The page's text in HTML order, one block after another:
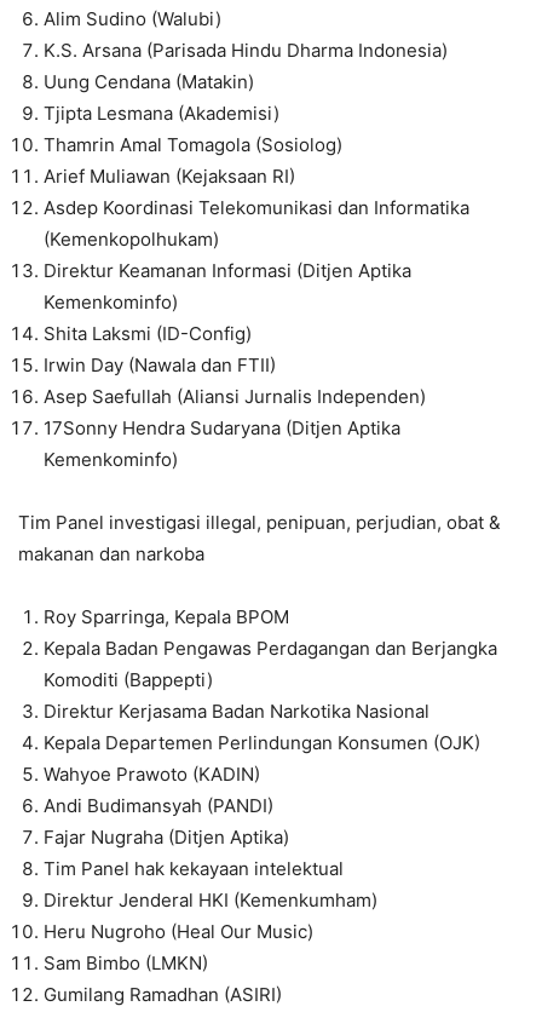
Alim Sudino (Walubi)
K.S. Arsana (Parisada Hindu Dharma Indonesia)
Uung Cendana (Matakin)
Tjipta Lesmana (Akademisi)
Thamrin Amal Tomagola (Sosiolog)
Arief Muliawan (Kejaksaan RI)
Asdep Koordinasi Telekomunikasi dan Informatika
(Kemenkopolhukam)
Direktur Keamanan Informasi (Ditjen Aptika
Kemenkominfo)
Shita Laksmi (ID-Config)
Irwin Day (Nawala dan FTII)
Asep Saefullah (Aliansi Jurnalis Independen)
17Sonny Hendra Sudaryana (Ditjen Aptika
Kemenkominfo)
Tim Panel investigasi illegal, penipuan, perjudian, obat &
makanan dan narkoba
Roy Sparringa, Kepala BPOM
Kepala Badan Pengawas Perdagangan dan Berjangka
Komoditi (Bappepti)
Direktur Kerjasama Badan Narkotika Nasional
Kepala Departemen Perlindungan Konsumen (OJK)
Wahyoe Prawoto (KADIN)
Andi Budimansyah (PANDI)
Fajar Nugraha (Ditjen Aptika)
Tim Panel hak kekayaan intelektual
Direktur Jenderal HKI (Kemenkumham)
Heru Nugroho (Heal Our Music)
Sam Bimbo (LMKN)
Gumilang Ramadhan (ASIRI)